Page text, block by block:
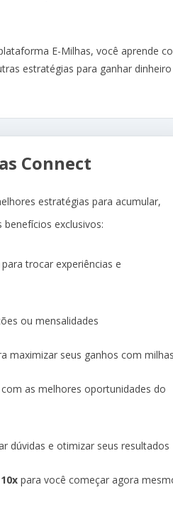
E-Milhas, você aprende
estratégias para ganhar dinheiro
Connect
estratégias para acumular,
exclusivos:
para trocar experiências e
ou mensalidades
maximizar seus ganhos com
com as melhores oportunidades do
dúvidas e otimizar seus resultados
10x para você começar agora